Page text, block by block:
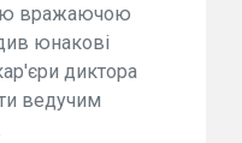
вражаючою
юнакові
диктора
ведучим